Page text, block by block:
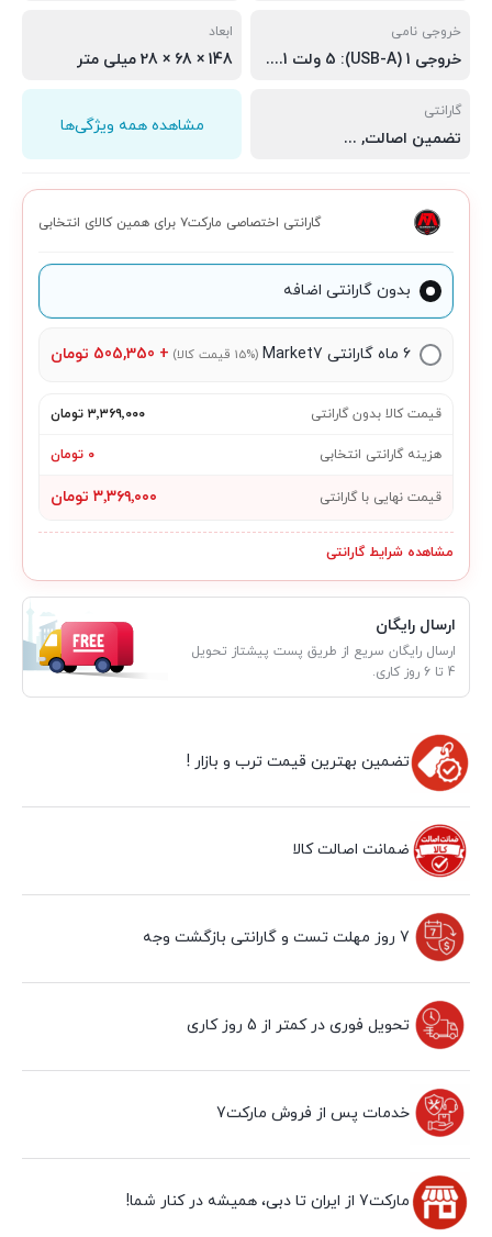
خروجی نامی
خروجی 1 (USB-A): 5 ولت 2.1 آمپر (حداکثر) خروجی 2 (USB-A): 5 ولت 2.1 آمپر (حداکثر)
ابعاد
148 × 68 × 28 میلی متر
گارانتی
تضمین اصالت ,
سلامت فیزیکی
مشاهده همه ویژگی‌ها
گارانتی اختصاصی مارکت۷ برای همین کالای انتخابی
بدون گارانتی اضافه
۶ ماه گارانتی Market7 (15% قیمت کالا) +
505,350 تومان
قیمت کالا بدون گارانتی ۳٬۳۶۹٬۰۰۰ تومان
هزینه گارانتی انتخابی ۰ تومان
قیمت نهایی با گارانتی ۳٬۳۶۹٬۰۰۰ تومان
مشاهده شرایط گارانتی
ارسال رایگان
ارسال رایگان سریع از طریق پست پیشتاز تحویل
4 تا 6 روز کاری.
تضمین بهترین قیمت ترب و بازار !
ضمانت اصالت کالا
7 روز مهلت تست و گارانتی بازگشت وجه
تحویل فوری در کمتر از 5 روز کاری
خدمات پس از فروش مارکت7
مارکت7 از ایران تا دبی، همیشه در کنار شما!